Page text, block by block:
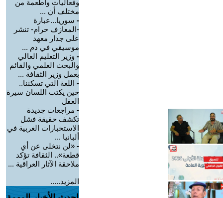
وفعاليات وأطعمة من
مختلف أن ...
- سوريا...عبارة
-المعازف حرام- تنشر
على جدار معهد
موسيقي في دم ...
- وزير التعليم العالي
والبحث العلمي والقائم
بعمل وزير الثقافة ...
- اللغة التي تسكننا..
حين يكتب اللسان سيرة
العقل
- مراجعات جديدة
تكشف حقيقة فشل
الاستخبارات الغربية في
ألبانيا ...
- «لن نتخلى عن أي
قطعة».. الثقافة تؤكد
ملاحقة الآثار العراقية ...
المزيد.....